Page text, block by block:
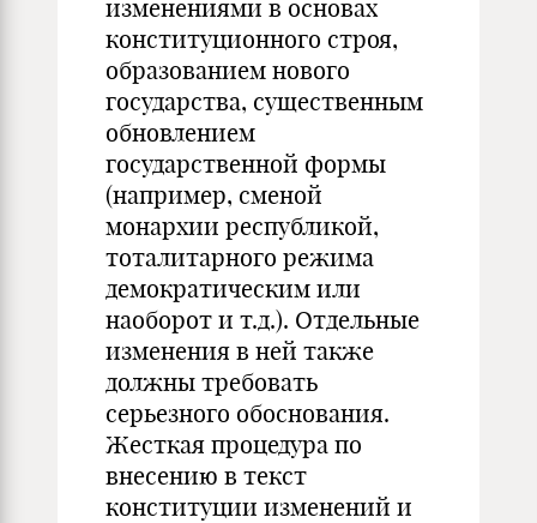
изменениями в основах
конституционного строя,
образованием нового
государства, существенным
обновлением
государственной формы
(например, сменой
монархии республикой,
тоталитарного режима
демократическим или
наоборот и т.д.). Отдельные
изменения в ней также
должны требовать
серьезного обоснования.
Жесткая процедура по
внесению в текст
конституции изменений и